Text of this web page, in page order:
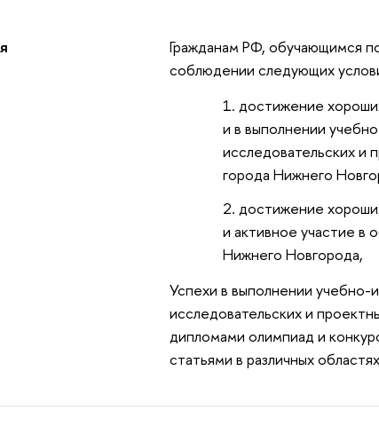
Гражданам РФ, обучающимся
соблюдении следующих
достижение
и в выполнении
исследовательских и
города Нижнего
достижение
и активное участие в
Нижнего Новгорода,
Успехи в выполнении учебно-
исследовательских и
дипломами олимпиад и
статьями в различных